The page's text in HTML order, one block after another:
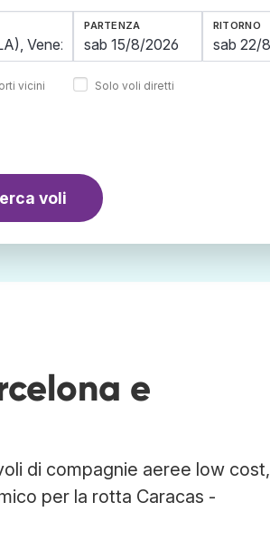
vicini
PARTENZA RITORNO
Solo voli diretti
voli
e
di compagnie aeree low cost,
per la rotta Caracas -